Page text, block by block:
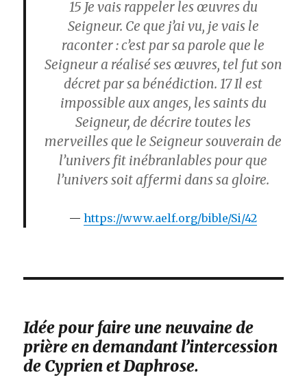
15 Je vais rappeler les œuvres du
Seigneur. Ce que j’ai vu, je vais le
raconter : c’est par sa parole que le
Seigneur a réalisé ses œuvres, tel fut son
décret par sa bénédiction. 17Il est
impossible aux anges, les saints du
Seigneur, de décrire toutes les
merveilles que le Seigneur souverain de
l’univers fit inébranlables pour que
l’univers soit affermi dans sa gloire.
https://www.aelf.org/bible/Si/42
Idée pour faire une neuvaine de
prière en demandant l’intercession
de Cyprien et Daphrose.